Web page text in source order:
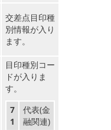
交差点目印種
別情報が入り
ます。
目印種別コー
ドが入りま
す。
7
1
代表(金
融関連)